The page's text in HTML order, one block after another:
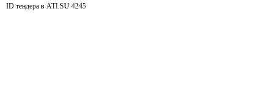
ID тендера в ATI.SU 4245